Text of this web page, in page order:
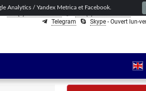
Analytics / Yandex Metrica et Facebook.
-
Telegram
Skype - Ouvert lun-